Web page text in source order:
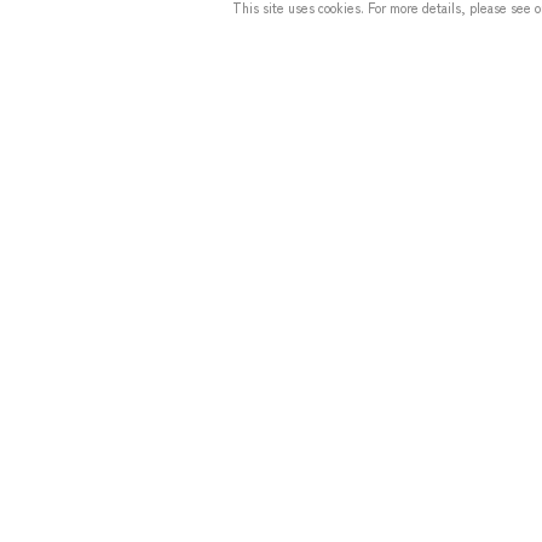
This site uses cookies. For more details, please see